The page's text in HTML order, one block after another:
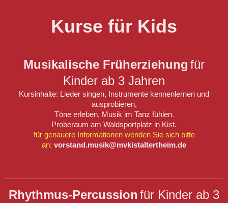
Kurse für Kids
Musikalische Früherziehung für
Kinder ab 3 Jahren
Kursinhalte: Lieder singen, Instrumente kennenlernen und
ausprobieren,
Töne erleben, Musik im Tanz fühlen.
Proberaum am Waldsportplatz in Kist.
für genauere Informationen wenden Sie sich bitte
an: vorstand.musik@mvkistaltertheim.de
Rhythmus-Percussionfür Kinder ab 3